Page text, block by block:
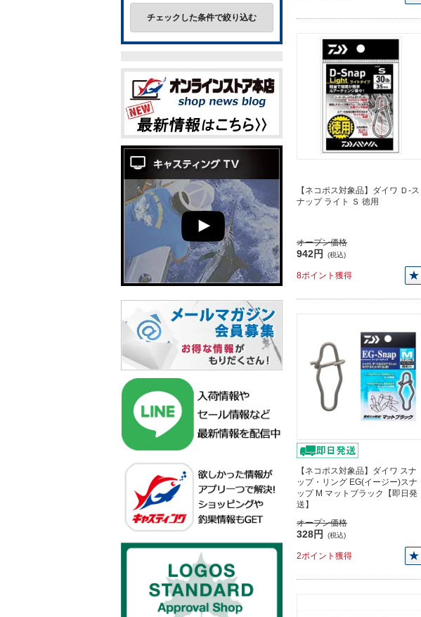
【ネコポス対象品】ダイワ Ｄ-ス
ナップ ライト Ｓ 徳用
オープン価格
942円 (税込)
8ポイント獲得
【ネコポス対象品】ダイワ スナ
ップ・リング EG(イージー)スナ
ップ M マットブラック【即日発
送】
オープン価格
328円 (税込)
2ポイント獲得
チェックした条件で絞り込む